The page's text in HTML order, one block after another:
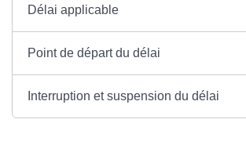
Délai applicable
Point de départ du délai
Interruption et suspension du délai